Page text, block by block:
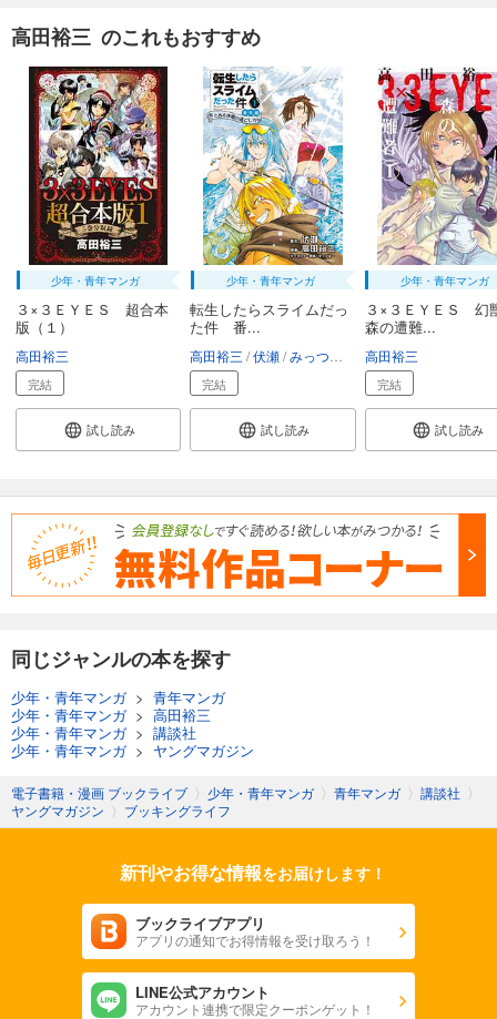
高田裕三 のこれもおすすめ
少年・青年マンガ
３×３ＥＹＥＳ 超合本
版（１）
高田裕三
完結
試し読み
少年・青年マンガ
転生したらスライムだっ
た件 番...
高田裕三 伏瀬 みっつばー
完結
試し読み
少年・青年マンガ
３×３ＥＹＥＳ 幻
森の遭難...
高田裕三
完結
試し読み
同じジャンルの本を探す
少年・青年マンガ> 青年マンガ
少年・青年マンガ> 高田裕三
少年・青年マンガ> 講談社
少年・青年マンガ> ヤングマガジン
電子書籍・漫画 ブックライブ 〉 少年・青年マンガ 〉 青年マンガ 〉 講談社 〉
ヤングマガジン 〉 ブッキングライフ
新刊やお得な情報をお届けします！
ブックライブアプリ
アプリの通知でお得情報を受け取ろう！
LINE公式アカウント
アカウント連携で限定クーポンゲット！